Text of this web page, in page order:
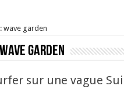
wave garden
wave garden
sur une vague